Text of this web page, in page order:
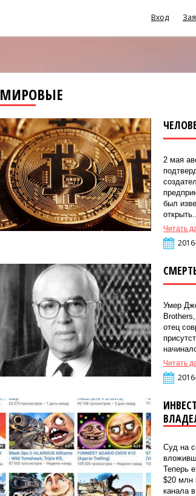
Вход
МИРОВЫЕ
2 мая
был
Читать
Умер
отец
Читать
Суд на
Теперь
$20 млн
канала